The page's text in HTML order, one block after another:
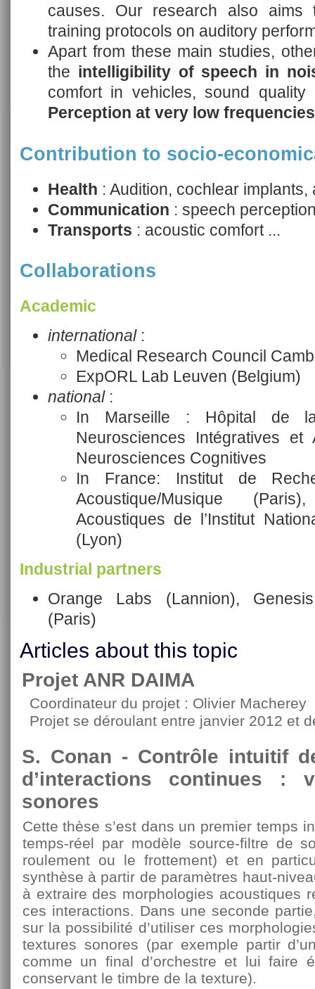
causes. Our research also
training protocols on auditory
Apart from these main studies,
the intelligibility of speech in
comfort in vehicles, sound
Perception at very low frequencies
Contribution to socio-
Health : Audition, cochlear implants,
Communication : speech
Transports : acoustic comfort ...
Collaborations
Academic
international:
Medical Research Council
ExpORL Lab Leuven (Belgium)
national:
In Marseille : Hôpital de
Neurosciences Intégratives et
Neurosciences Cognitives
In France: Institut de
Acoustique/Musique
Acoustiques de l’Institut
(Lyon)
Industrial partners
Orange Labs (Lannion),
(Paris)
Articles about this topic
Projet ANR DAIMA
Coordinateur du projet : Olivier Macherey
Projet se déroulant entre janvier 2012 et
S. Conan - Contrôle intuitif
d’interactions continues :
sonores
Cette thèse s’est dans un premier temps
temps-réel par modèle source-filtre de
roulement ou le frottement) et en
synthèse à partir de paramètres haut-
à extraire des morphologies acoustiques
ces interactions. Dans une seconde
sur la possibilité d’utiliser ces
textures sonores (par exemple partir
comme un final d’orchestre et lui faire
conservant le timbre de la texture).